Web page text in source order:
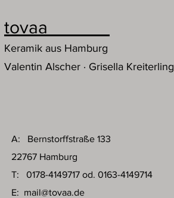
tovaa
Keramik aus Hamburg
Valentin Alscher · Grisella Kreiterling
A: Bernstorffstraße 133
22767 Hamburg
T: 0178-4149717 od. 0163-4149714
E: mail@tovaa.de